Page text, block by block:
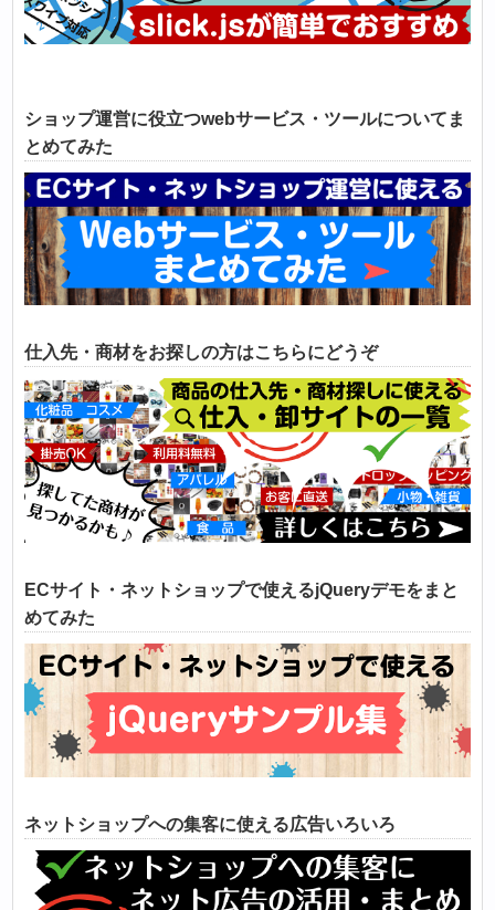
ショップ運営に役立つwebサービス・ツールについてま
とめてみた
仕入先・商材をお探しの方はこちらにどうぞ
ECサイト・ネットショップで使えるjQueryデモをまと
めてみた
ネットショップへの集客に使える広告いろいろ